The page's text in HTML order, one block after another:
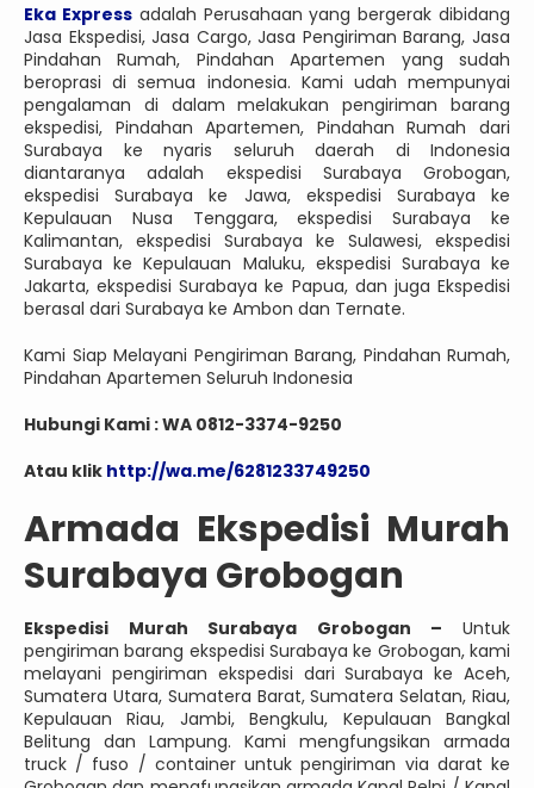
Eka Expressadalah Perusahaan yang bergerak dibidang
Jasa Ekspedisi, Jasa Cargo, Jasa Pengiriman Barang, Jasa
Pindahan Rumah, Pindahan Apartemen yang sudah
beroprasi di semua indonesia. Kami udah mempunyai
pengalaman di dalam melakukan pengiriman barang
ekspedisi, Pindahan Apartemen, Pindahan Rumah dari
Surabaya ke nyaris seluruh daerah di Indonesia
diantaranya adalah ekspedisi Surabaya Grobogan,
ekspedisi Surabaya ke Jawa, ekspedisi Surabaya ke
Kepulauan Nusa Tenggara, ekspedisi Surabaya ke
Kalimantan, ekspedisi Surabaya ke Sulawesi, ekspedisi
Surabaya ke Kepulauan Maluku, ekspedisi Surabaya ke
Jakarta, ekspedisi Surabaya ke Papua, dan juga Ekspedisi
berasal dari Surabaya ke Ambon dan Ternate.
Kami Siap Melayani Pengiriman Barang, Pindahan Rumah,
Pindahan Apartemen Seluruh Indonesia
Hubungi Kami : WA 0812-3374-9250
Atau klik http://wa.me/6281233749250
Armada Ekspedisi Murah
Surabaya Grobogan
Ekspedisi Murah Surabaya Grobogan – Untuk
pengiriman barang ekspedisi Surabaya ke Grobogan, kami
melayani pengiriman ekspedisi dari Surabaya ke Aceh,
Sumatera Utara, Sumatera Barat, Sumatera Selatan, Riau,
Kepulauan Riau, Jambi, Bengkulu, Kepulauan Bangkal
Belitung dan Lampung. Kami mengfungsikan armada
truck / fuso / container untuk pengiriman via darat ke